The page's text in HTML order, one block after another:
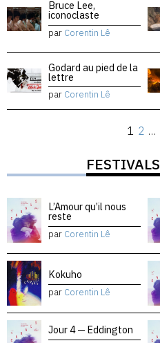
Bruce Lee,
iconoclaste
par Corentin Lê
Godard au pied de la
lettre
par Corentin Lê
1 2 …
FESTIVALS
L’Amour qu’il nous
reste
par Corentin Lê
Kokuho
par Corentin Lê
Jour 4 — Eddington